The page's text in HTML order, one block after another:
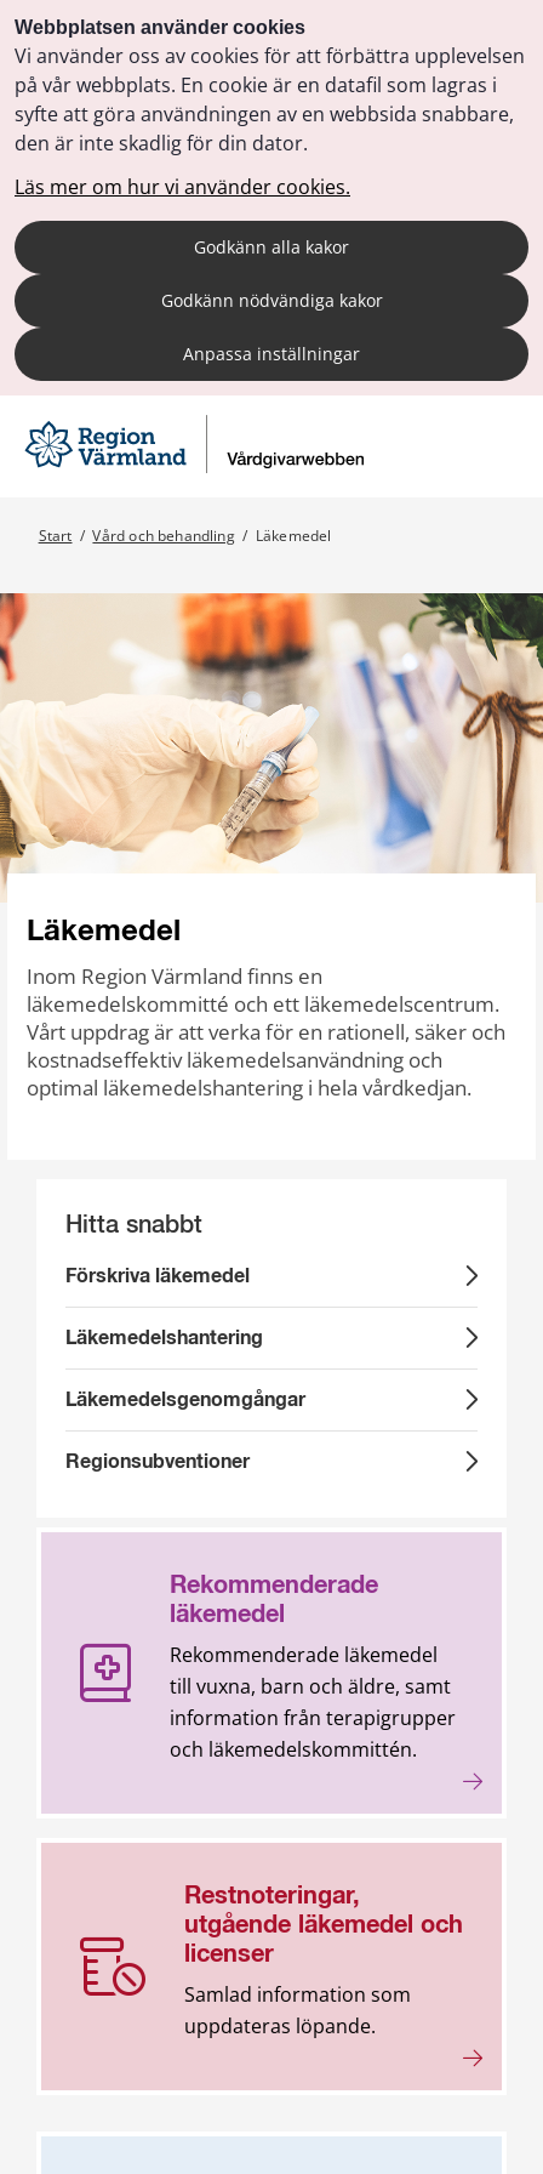
Webbplatsen använder cookies
Vi använder oss av cookies för att förbättra upplevelsen
på vår webbplats. En cookie är en datafil som lagras i
syfte att göra användningen av en webbsida snabbare,
den är inte skadlig för din dator.
Läs mer om hur vi använder cookies.
Godkänn alla kakor
Godkänn nödvändiga kakor
Anpassa inställningar
Start / Vård och behandling / Läkemedel
Läkemedel
Inom Region Värmland finns en
läkemedelskommitté och ett läkemedelscentrum.
Vårt uppdrag är att verka för en rationell, säker och
kostnadseffektiv läkemedelsanvändning och
optimal läkemedelshantering i hela vårdkedjan.
Hitta snabbt
Förskriva läkemedel
Läkemedelshantering
Läkemedels­genomgångar
Regionsubventioner
Rekommenderade
läkemedel
Rekommenderade läkemedel
till vuxna, barn och äldre, samt
information från terapigrupper
och läkemedelskommittén.
Restnoteringar,
utgående läkemedel och
licenser
Samlad information som
uppdateras löpande.